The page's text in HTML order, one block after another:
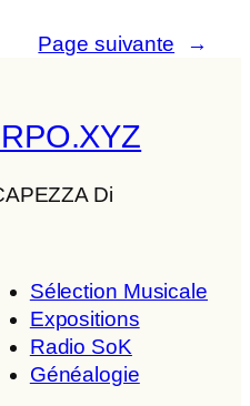
Page suivante →
Di
Sélection Musicale
Expositions
Radio SoK
Généalogie